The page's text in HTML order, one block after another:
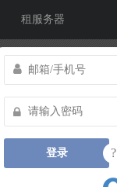
租服务器
登录 ?